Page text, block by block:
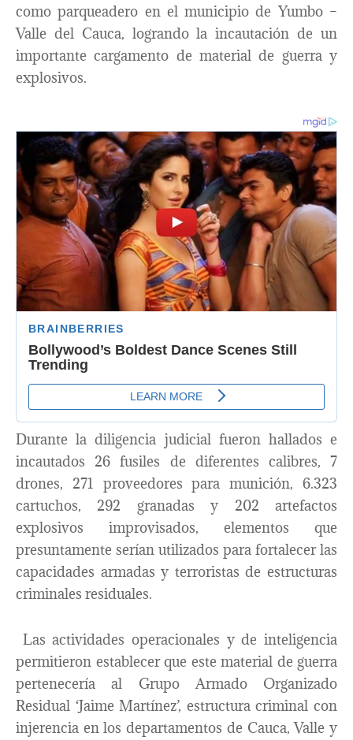
como parqueadero en el municipio de Yumbo –
Valle del Cauca, logrando la incautación de un
importante cargamento de material de guerra y
explosivos.
Durante la diligencia judicial fueron hallados e
incautados 26 fusiles de diferentes calibres, 7
drones, 271 proveedores para munición, 6.323
cartuchos, 292 granadas y 202 artefactos
explosivos improvisados, elementos que
presuntamente serían utilizados para fortalecer las
capacidades armadas y terroristas de estructuras
criminales residuales.
Las actividades operacionales y de inteligencia
permitieron establecer que este material de guerra
pertenecería al Grupo Armado Organizado
Residual ‘Jaime Martínez’, estructura criminal con
injerencia en los departamentos de Cauca, Valle y